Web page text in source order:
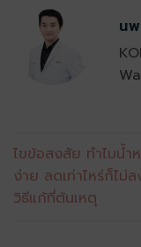
น
ไขข้อสงสัย ทำไมน้ำ
ง่าย ลดเท่าไหร่ก็ไม่
วิธีแก้ที่ต้นเหตุ